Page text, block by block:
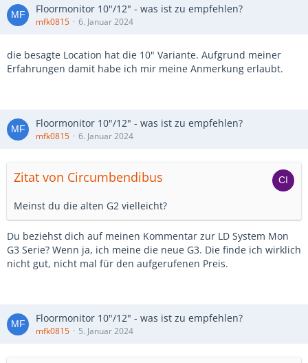
Floormonitor 10"/12" - was ist zu empfehlen?
mfk0815 6. Januar 2024
die besagte Location hat die 10" Variante. Aufgrund meiner
Erfahrungen damit habe ich mir meine Anmerkung erlaubt.
Floormonitor 10"/12" - was ist zu empfehlen?
mfk0815 6. Januar 2024
Zitat von Circumbendibus
Meinst du die alten G2 vielleicht?
Du beziehst dich auf meinen Kommentar zur LD System Mon
G3 Serie? Wenn ja, ich meine die neue G3. Die finde ich wirklich
nicht gut, nicht mal für den aufgerufenen Preis.
Floormonitor 10"/12" - was ist zu empfehlen?
mfk0815 5. Januar 2024